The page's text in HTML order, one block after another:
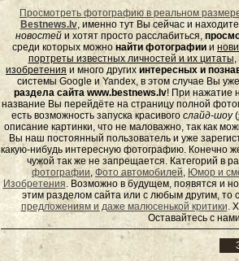
Просмотреть фотографию в реальном
Bestnews.lv, именно тут Вы сейчас и
новостейи хотят просто расслабиться,
среди которых можно найти фотографии и
портреты известных личностей и их цитаты,
изобретения и много других интересных и
системы Google и Yandex, в этом случае Вы
раздела сайта www.bestnews.lv! При нажатие
название Вы перейдёте на страницу полной
есть возможность запуска красивого слайд-шоу(
описание картинки, что не маловажно, так как
Вы наш постоянный пользователь и уже
какую-нибудь интересную фотографию. Конечно
чужой так же не запрещается. Категорий в
фотографии, Фото автомобилей, Юмор и
Изобретения. Возможно в будущем, появятся и
этим разделом сайта или с любым другим, то
предложениям и даже малюсенькой критики.
Оставайтесь с